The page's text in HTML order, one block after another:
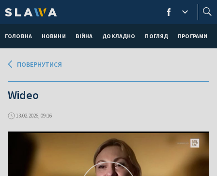
ГОЛОВНА НОВИНИ ВІЙНА ДОКЛАДНО ПОГЛЯД ПРОГРАМИ
ПОВЕРНУТИСЯ
Wideo
13.02.2026, 09:16